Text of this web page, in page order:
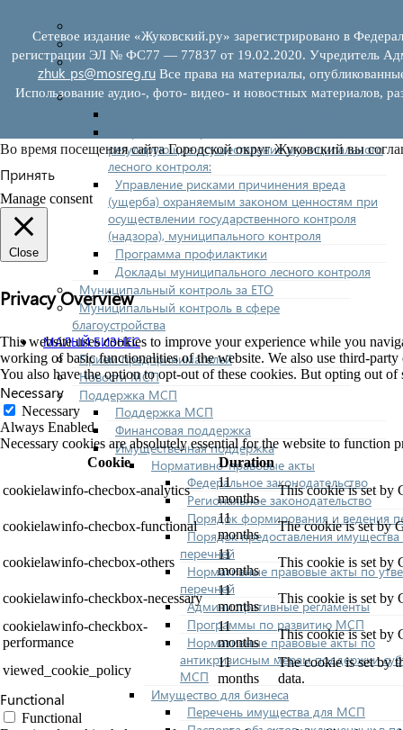
Служба судебных приставов
Муниципальный контроль на автомобильном
транспорте
Муниципальный лесной контроль
регулирующие осуществление муниципального
лесного контроля:
Управление рисками причинения вреда
(ущерба) охраняемым законом ценностям при
осуществлении государственного контроля
(надзора), муниципального контроля
Программа профилактики
Доклады муниципального лесного контроля
Муниципальный контроль за ЕТО
Муниципальный контроль в сфере
благоустройства
МАЛЫЙ БИЗНЕС
Прием предпринимателей
Новости МСП
Поддержка МСП
Поддержка МСП
Финансовая поддержка
Имущественная поддержка
Нормативно-правовые акты
Федеральное законодательство
Региональное законодательство
Порядок формирования и ведения
Порядок предоставления имущества
перечней
Нормативные правовые акты по
перечней
Административные регламенты
Программы по развитию МСП
Нормативные правовые акты по
антикризисным мерам поддержки
МСП
Имущество для бизнеса
Перечень имущества для МСП
Сетевое издание «Жуковский.ру» зарегистрировано в
регистрации ЭЛ № ФС77 — 77837 от 19.02.2020. Учредитель
zhuk_ps@mosreg.ru Все права на материалы,
Использование аудио-, фото- видео- и новостных материалов,
Во время посещения сайта Городской округ Жуковский вы
Принять
Manage consent
Close
Privacy Overview
This website uses cookies to improve your experience while you
working of basic functionalities of the website. We also use third-
You also have the option to opt-out of these cookies. But opting out
Necessary
Necessary
Always Enabled
Necessary cookies are absolutely essential for the website to function
Cookie
Duration
cookielawinfo-checbox-analytics
11
months
This cookie is set by
cookielawinfo-checbox-functional
11
months
The cookie is set by
cookielawinfo-checbox-others
11
months
This cookie is set by
cookielawinfo-checkbox-necessary
11
months
This cookie is set by
cookielawinfo-checkbox-
performance
11
months
This cookie is set by
viewed_cookie_policy
11
months
The cookie is set by
data.
Functional
Functional